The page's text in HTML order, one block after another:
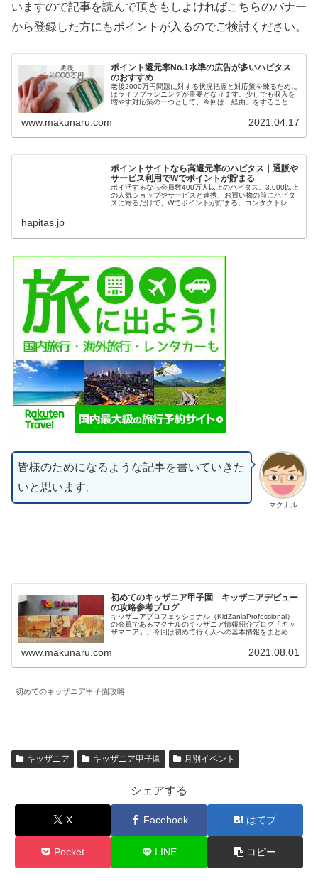
いますので記事を読んで頂きもしよければこちらのバナー
から登録した方にもポイントが入るのでご検討ください。
ポイント還元率No.1水準の広告が多いハピタス
のおすすめ
老後2000万円問題に対する状況把握と対応策を練るために
はライフプランニングが重要となります。少しでも収入を
増やす対応策の一つとして、今回は「経由」をすることに
www.makunaru.com 2021.04.17
ポイントサイトなら高還元率のハピタス｜通販や
サービス利用でWでポイントが貯まる
ポイ活するなら会員数400万人以上のハピタス。3,000以上
の人気ショップやサービスと連携、お買い物の前にハピタ
スに寄るだけで、Wでポイントが貯まる。コンタクトレン
hapitas.jp
マクナル
皆様のためになるような記事を書いていきた
いと思います。
初めてのキッザニア甲子園 キッザニアデビュー
の攻略参考ブログ
キッザニアプロフェッショナル（KidZaniaProfessional）
の会員であるマクナルのキッザニア情報紹介ブログ「キッ
ザマニア」。今回は初めて行く人への基本情報をまとめて
のでおすすめです。初めて行く人の参考になれば幸いで
す。
www.makunaru.com 2021.08.01
初めてのキッザニア甲子園攻略
キッザニア キッザニア甲子園 月別イベント
シェアする
X Facebook はてブ
Pocket LINE コピー